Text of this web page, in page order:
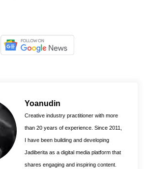
W
h
p
Yoanudin
Creative industry practitioner with more
than 20 years of experience. Since 2011,
I have been building and developing
Jadiberita as a digital media platform that
shares engaging and inspiring content.